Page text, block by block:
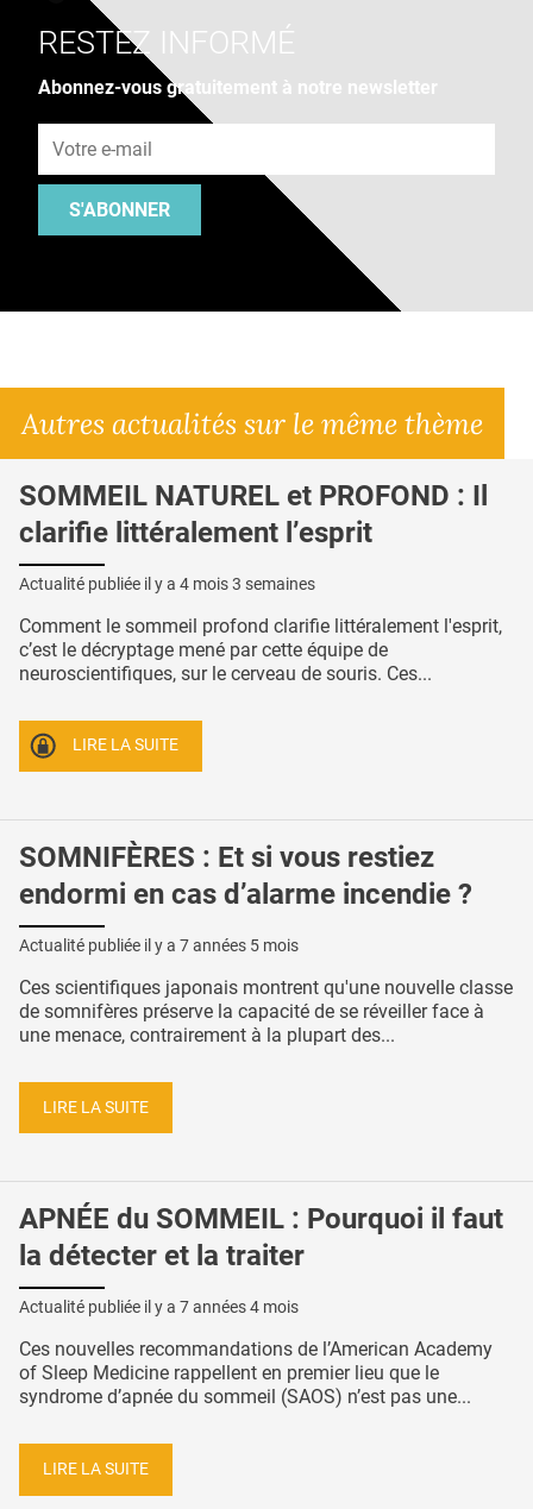
RESTEZ INFORMÉ
Abonnez-vous gratuitement à notre newsletter
S'ABONNER
Autres actualités sur le même thème
SOMMEIL NATUREL et PROFOND : Il
clarifie littéralement l’esprit
Actualité publiée il y a 4 mois 3 semaines
Comment le sommeil profond clarifie littéralement l'esprit,
c’est le décryptage mené par cette équipe de
neuroscientifiques, sur le cerveau de souris. Ces...
LIRE LA SUITE
SOMNIFÈRES : Et si vous restiez
endormi en cas d’alarme incendie ?
Actualité publiée il y a 7 années 5 mois
Ces scientifiques japonais montrent qu'une nouvelle classe
de somnifères préserve la capacité de se réveiller face à
une menace, contrairement à la plupart des...
LIRE LA SUITE
APNÉE du SOMMEIL : Pourquoi il faut
la détecter et la traiter
Actualité publiée il y a 7 années 4 mois
Ces nouvelles recommandations de l’American Academy
of Sleep Medicine rappellent en premier lieu que le
syndrome d’apnée du sommeil (SAOS) n’est pas une...
LIRE LA SUITE